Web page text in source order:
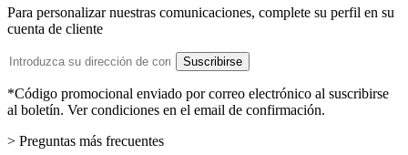
Para personalizar nuestras comunicaciones, complete su perfil en su
cuenta de cliente
Dirección
email
Suscribirse
*Código promocional enviado por correo electrónico al suscribirse
al boletín. Ver condiciones en el email de confirmación.
> Preguntas más frecuentes